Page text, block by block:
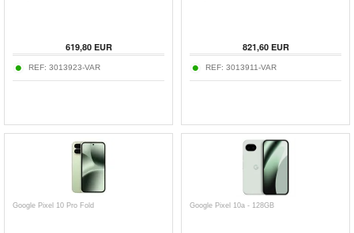
619,80EUR
REF: 3013923-VAR
821,60EUR
REF: 3013911-VAR
Google Pixel 10 Pro Fold Google Pixel 10a - 128GB